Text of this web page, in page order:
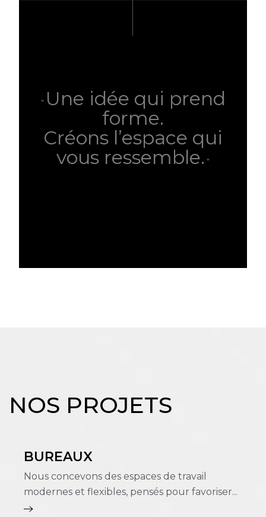
" Une idée qui prend
forme.
Créons l’espace qui
vous ressemble. "
NOS PROJETS
BUREAUX
Nous concevons des espaces de travail
modernes et flexibles, pensés pour favoriser...